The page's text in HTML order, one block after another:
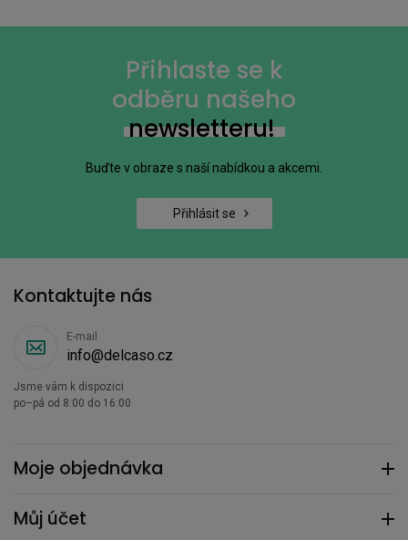
Přihlaste se k
odběru našeho
newsletteru!
Buďte v obraze s naší nabídkou a akcemi.
Přihlásit se
Moje objednávka
Můj účet
Kontaktujte nás
E-mail
info@delcaso.cz
Jsme vám k dispozici
po–pá od 8:00 do 16:00